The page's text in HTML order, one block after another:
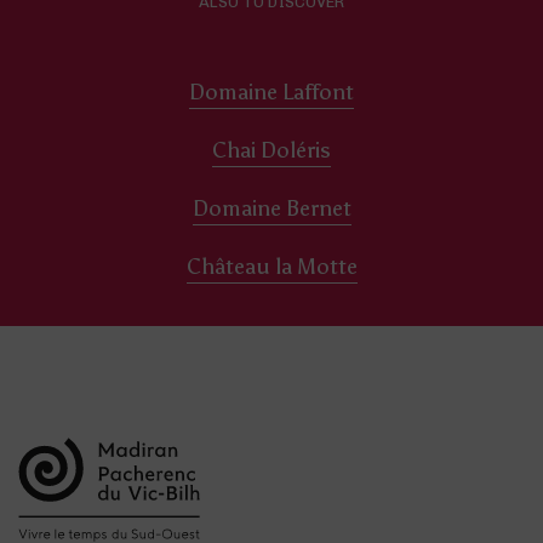
Domaine Laffont
Chai Doléris
Domaine Bernet
Château la Motte